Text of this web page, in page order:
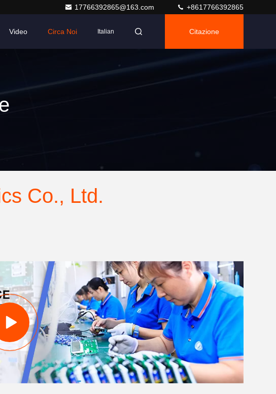
17766392865@163.com +8617766392865
Video Circa Noi Italian Citazione
Co., Ltd.